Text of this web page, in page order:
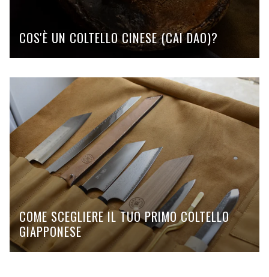
COS'È UN COLTELLO CINESE (CAI DAO)?
COME SCEGLIERE IL TUO PRIMO COLTELLO
GIAPPONESE